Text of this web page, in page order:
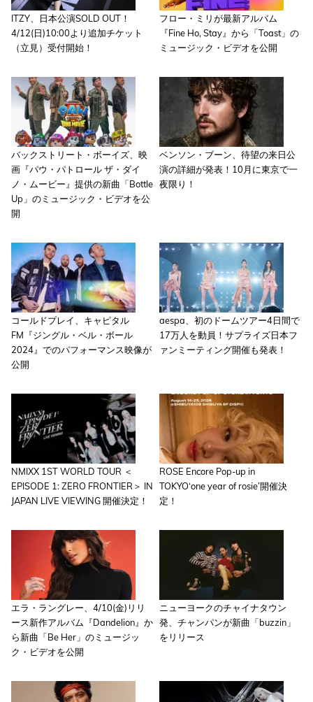
ITZY、日本公演SOLD OUT！
4/12(日)10:00より追加チケット
（立見）受付開始！
フロー・ミリが最新アルバム
『Fine Ho, Stay』から「Toast」の
ミュージック・ビデオを公開
バックストリート・ボーイズ、映
画『パウ・パトロール ザ・ダイ
ノ・ムービー』提供の新曲「Bottle
Up」のミュージック・ビデオを公
開
ベンソン・ブーン、待望の来日公
演の詳細が発表！10月に東京で一
夜限り！
コールドプレイ、キャピタル
FM『ジングル・ベル・ボール
2024』でのパフォーマンス映像が
公開
aespa、初のドームツアー4日間で
17万人を動員！サプライズ日本フ
ァンミーティング開催も発表！
NMIXX 1ST WORLD TOUR ＜
EPISODE 1: ZERO FRONTIER＞ IN
JAPAN LIVE VIEWING 開催決定！
ROSE Encore Pop-up in
TOKYO‘one year of rosie’開催決
定！
エラ・ラングレー、4/10(金)リリ
ース新作アルバム『Dandelion』か
ら新曲「Be Her」のミュージッ
ク・ビデオを公開
ニューヨークのチャイナタウン
発、チャンパンが新曲「buzzin」
をリリース